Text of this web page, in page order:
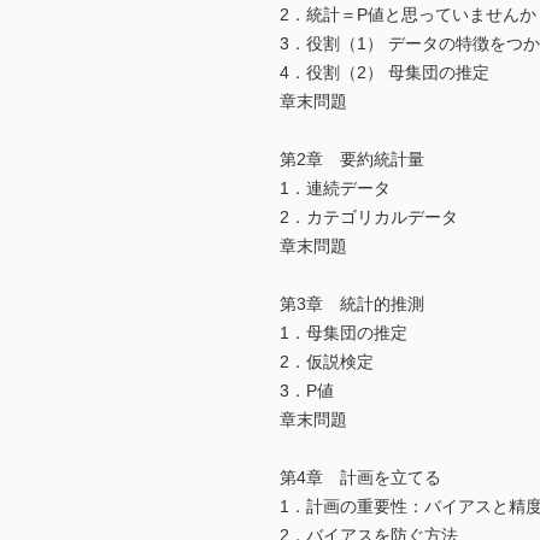
2．統計＝P値と思っていませんか
3．役割（1） データの特徴をつ
4．役割（2） 母集団の推定
章末問題
第2章 要約統計量
1．連続データ
2．カテゴリカルデータ
章末問題
第3章 統計的推測
1．母集団の推定
2．仮説検定
3．P値
章末問題
第4章 計画を立てる
1．計画の重要性：バイアスと精
2．バイアスを防ぐ方法